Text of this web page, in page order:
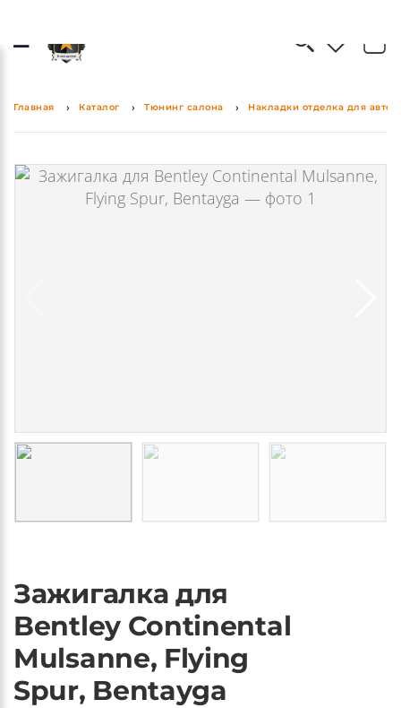
Главная Каталог Тюнинг салона Накладки отделка для авто
Зажигалка для
Bentley Continental
Mulsanne, Flying
Spur, Bentayga